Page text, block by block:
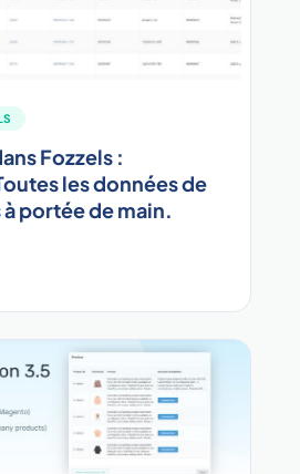
Fozzels :
les données de
portée de main.